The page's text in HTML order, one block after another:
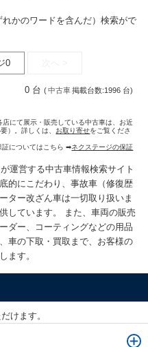
れかのワードを含んだ）検索がで
0
0 台 (中古車掲載台数:1996 台)
にて展示・販売している中古車は、お近
）。詳しくは、 お取り寄せをご覧くださ
証についてはこちら ➡ネクステージの保証
運営する中古車情報検索サイト
的にこだわり、事故車（修復歴
ター改ざん車は一切取り扱いま
しています。 また、車両の販売
ダー、コーティングなどの用品
車の下取・買取まで、お客様の
ます。
けます。